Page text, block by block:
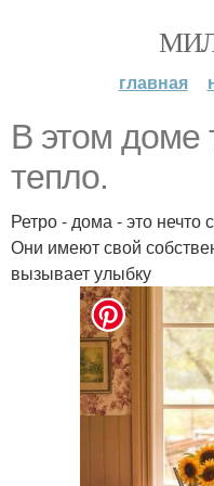
главная
В этом доме
тепло.
Ретро - дома - это нечто
Они имеют свой
вызывает улыбку